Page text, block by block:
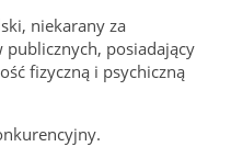
niekarany za
publicznych, posiadający
fizyczną i psychiczną